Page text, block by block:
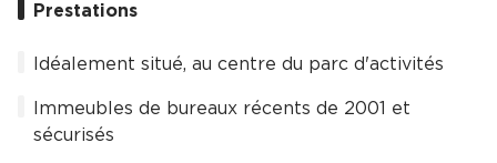
Prestations
Idéalement situé, au centre du parc d'activités
Immeubles de bureaux récents de 2001 et
sécurisés